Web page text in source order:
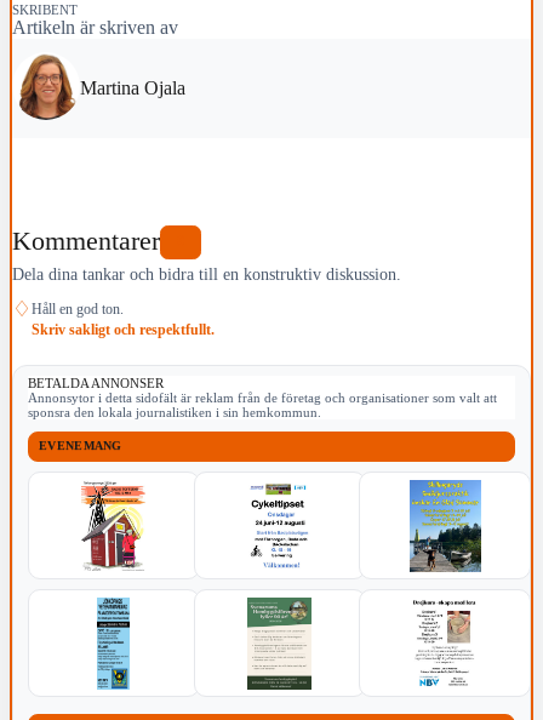
SKRIBENT
Artikeln är skriven av
Martina Ojala
Kommentarer
Dela dina tankar och bidra till en konstruktiv diskussion.
♢ Håll en god ton.
Skriv sakligt och respektfullt.
BETALDA ANNONSER
Annonsytor i detta sidofält är reklam från de företag och organisationer som valt att
sponsra den lokala journalistiken i sin hemkommun.
EVENEMANG